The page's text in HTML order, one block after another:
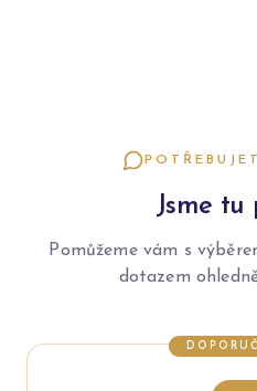
Jsme tu
Pomůžeme vám s
dotazem